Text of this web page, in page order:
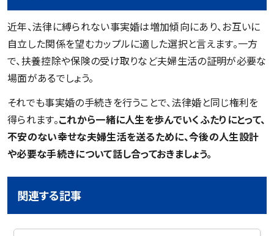
近年、法律に縛られない事実婚は増加傾向にあり、お互いに
自立した関係を望むカップルに適した選択と言えます。一方
で、扶養控除や保険の受け取りなど夫婦生活の証明が必要な
場面があるでしょう。
それでも事実婚の手続きを行うことで、法律婚と同じ権利を
得られます。これから一緒に人生を歩んでいくふたりにとって、
不安のない幸せな夫婦生活を送るために、今後の人生設計
や必要な手続きについて話し合っておきましょう。
関連する記事